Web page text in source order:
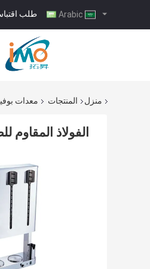
طلب
منزل المنتجات معدات
الفولاذ المقاوم